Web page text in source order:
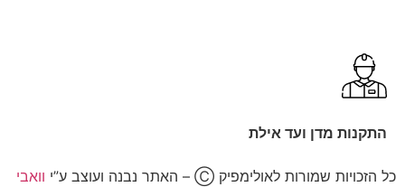
התקנות מדן ועד אילת
כל הזכויות שמורות לאולימפיק Ⓒ – האתר נבנה ועוצב ע”י
וואבי